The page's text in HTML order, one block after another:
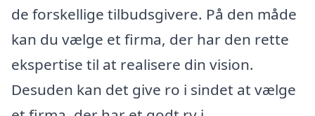
de forskellige tilbudsgivere. På den måde
kan du vælge et firma, der har den rette
ekspertise til at realisere din vision.
Desuden kan det give ro i sindet at vælge